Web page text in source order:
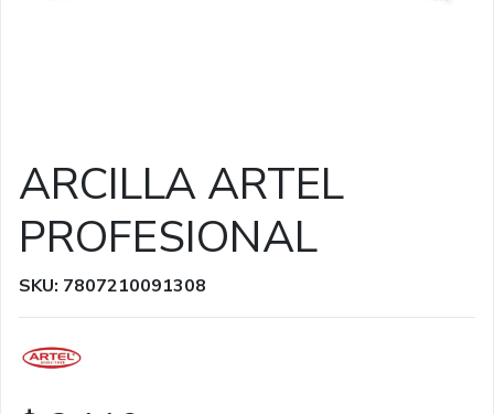
ARCILLA ARTEL
PROFESIONAL
SKU: 7807210091308